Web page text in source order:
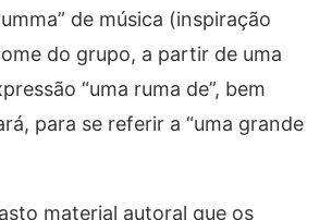
de música (inspiração
do grupo, a partir de uma
“uma ruma de”, bem
para se referir a “uma grande
material autoral que os